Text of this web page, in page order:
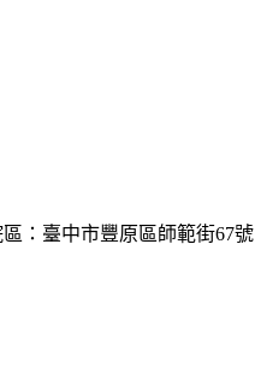
：臺中市豐原區師範街67號